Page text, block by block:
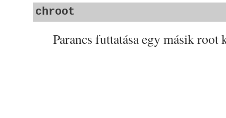
chroot
Parancs futtatása egy másik root